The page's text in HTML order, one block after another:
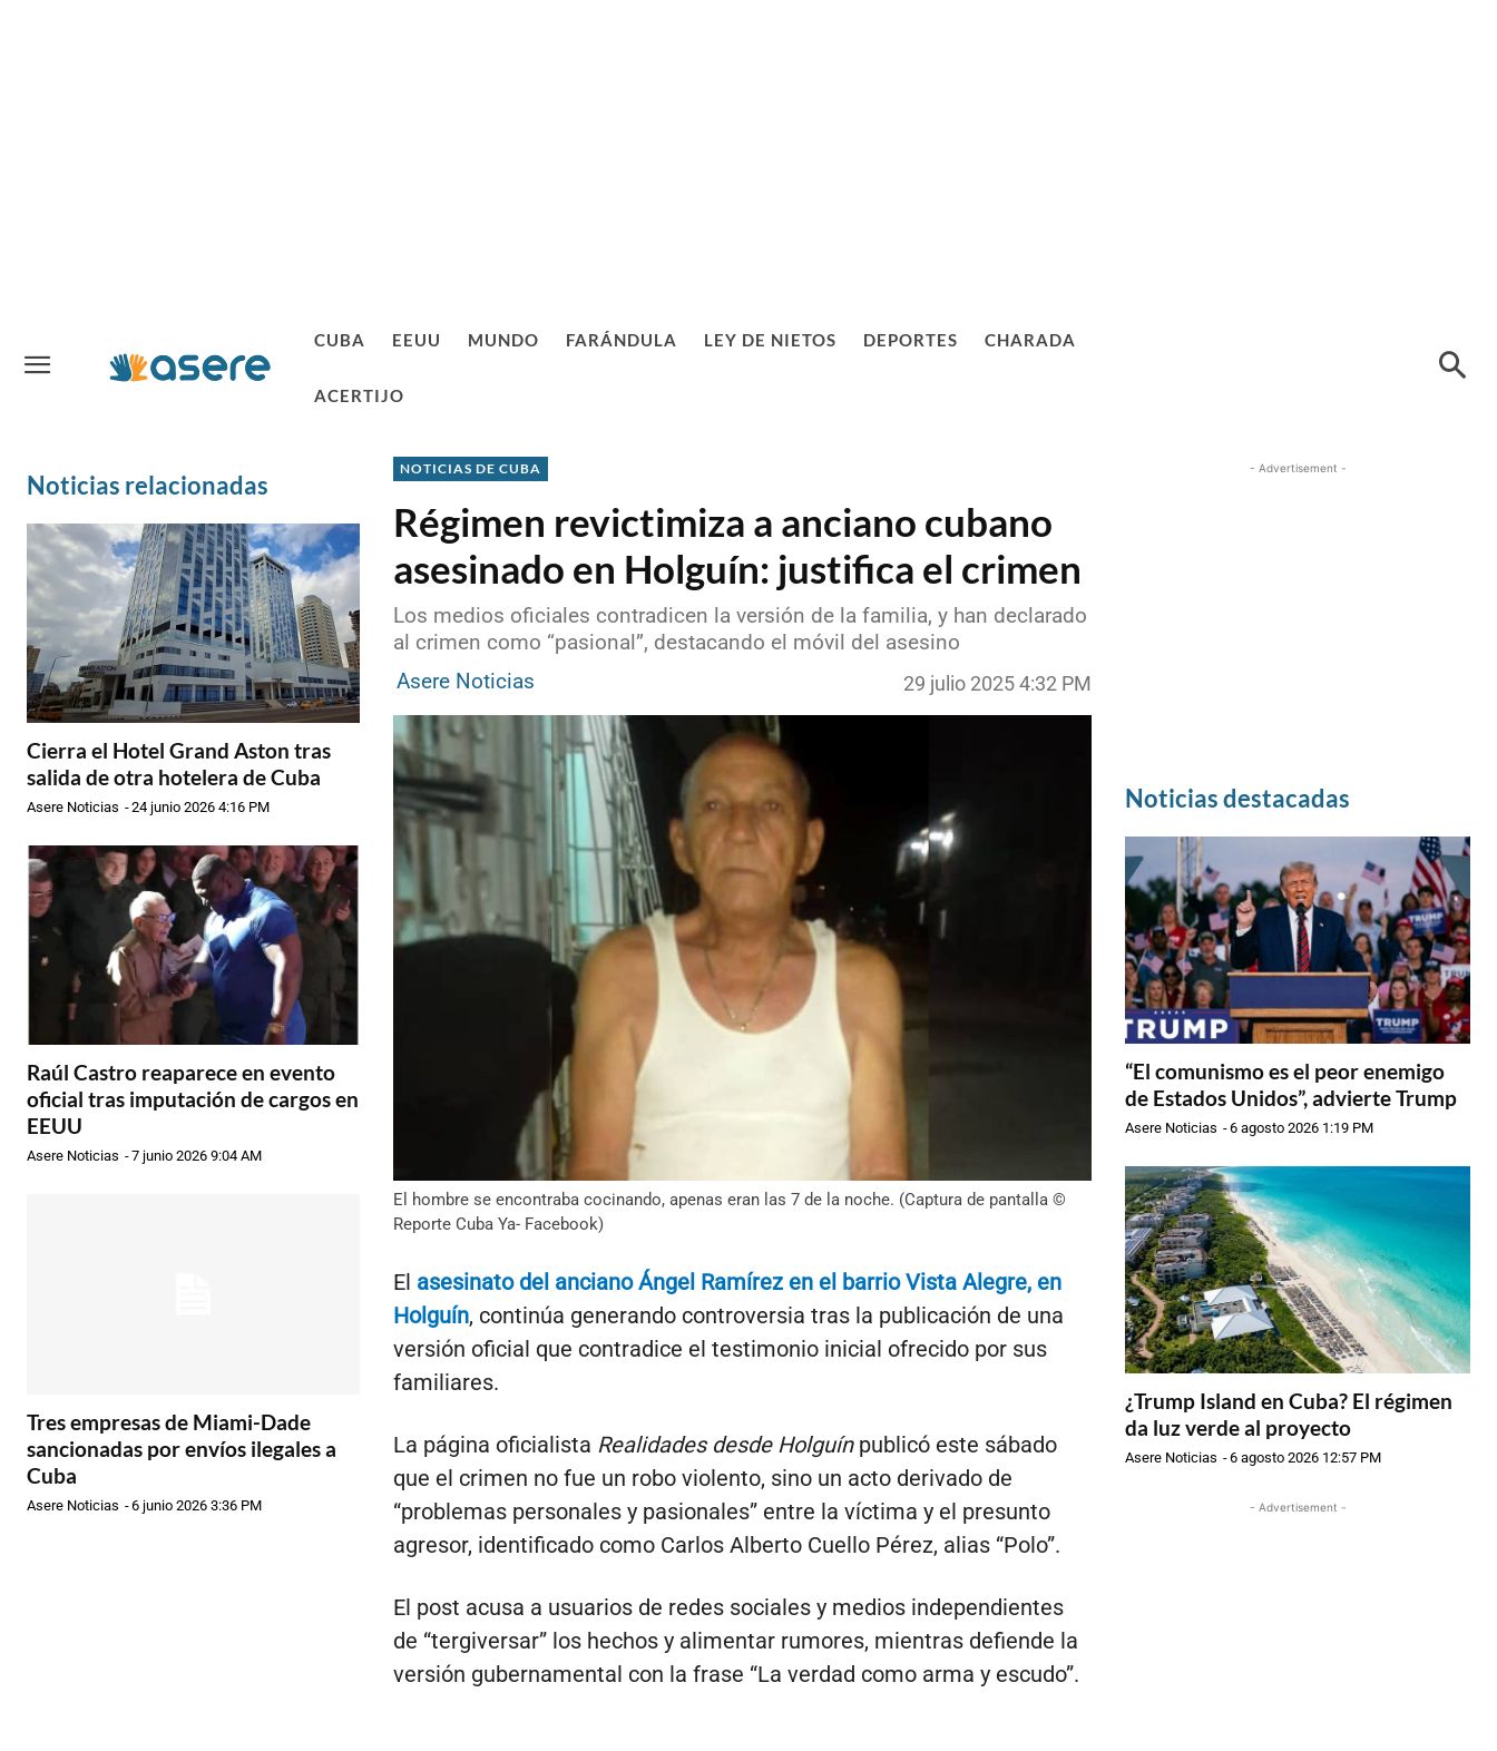
CUBA EEUU MUNDO FARÁNDULA LEY DE NIETOS DEPORTES CHARADA
ACERTIJO
Noticias relacionadas
Cierra el Hotel Grand Aston tras
salida de otra hotelera de Cuba
Asere Noticias -24 junio 2026 4:16 PM
Raúl Castro reaparece en evento
oficial tras imputación de cargos en
EEUU
Asere Noticias -7 junio 2026 9:04 AM
Tres empresas de Miami-Dade
sancionadas por envíos ilegales a
Cuba
Asere Noticias -6 junio 2026 3:36 PM
NOTICIAS DE CUBA
Régimen revictimiza a anciano cubano
asesinado en Holguín: justifica el crimen
Los medios oficiales contradicen la versión de la familia, y han declarado
al crimen como “pasional”, destacando el móvil del asesino
Asere Noticias
29 julio 2025 4:32 PM
El hombre se encontraba cocinando, apenas eran las 7 de la noche. (Captura de pantalla ©
Reporte Cuba Ya- Facebook)
El asesinato del anciano Ángel Ramírez en el barrio Vista Alegre, en
Holguín, continúa generando controversia tras la publicación de una
versión oficial que contradice el testimonio inicial ofrecido por sus
familiares.
La página oficialista Realidades desde Holguínpublicó este sábado
que el crimen no fue un robo violento, sino un acto derivado de
“problemas personales y pasionales” entre la víctima y el presunto
agresor, identificado como Carlos Alberto Cuello Pérez, alias “Polo”.
El post acusa a usuarios de redes sociales y medios independientes
de “tergiversar” los hechos y alimentar rumores, mientras defiende la
versión gubernamental con la frase “La verdad como arma y escudo”.
- Advertisement -
Noticias destacadas
“El comunismo es el peor enemigo
de Estados Unidos”, advierte Trump
Asere Noticias -6 agosto 2026 1:19 PM
¿Trump Island en Cuba? El régimen
da luz verde al proyecto
Asere Noticias -6 agosto 2026 12:57 PM
- Advertisement -